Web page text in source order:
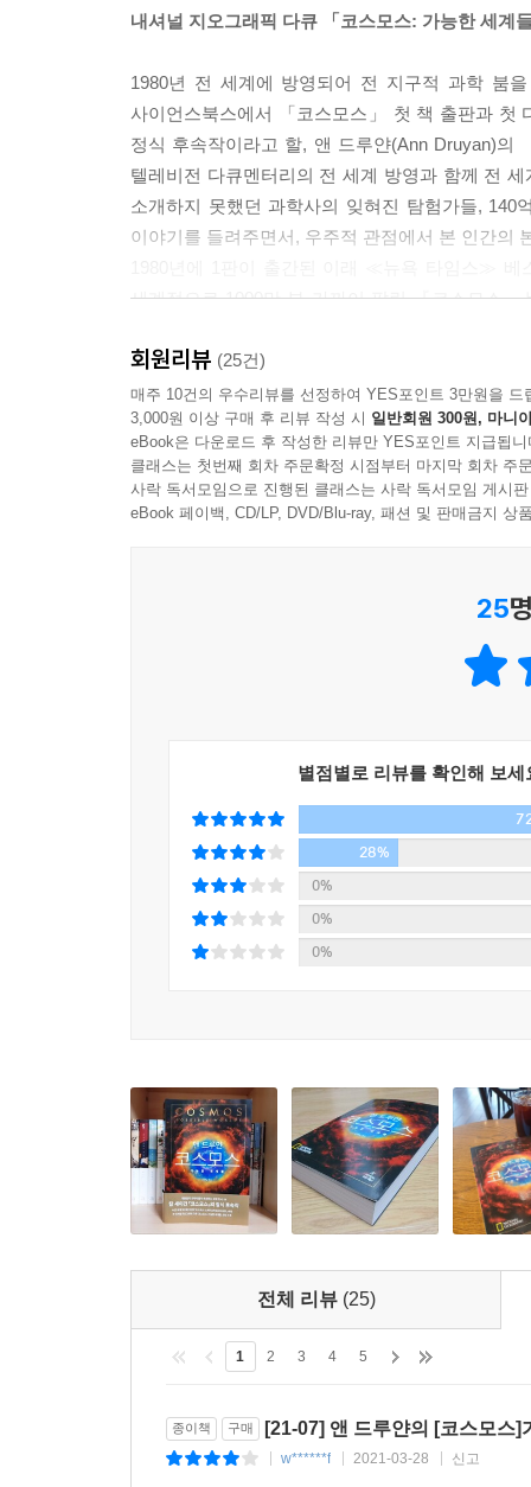
내셔널 지오그래픽 다큐 「코스모스: 가능한 세계
1980년 전 세계에 방영되어 전 지구적 과학 붐
사이언스북스에서 「코스모스」 첫 책 출판과 첫
정식 후속작이라고 할, 앤 드루얀(Ann Druyan)의
텔레비전 다큐멘터리의 전 세계 방영과 함께 전
소개하지 못했던 과학사의 잊혀진 탐험가들,
이야기를 들려주면서, 우주적 관점에서 본 인간의
세계적으로 1000만 부 가까이 팔린 『코스모스
시청자를 사로잡으며 ‘코스모스 붐’을 일으켰다.
접한 셈이다.
칼 세이건의 『코스모스』는 국내에서도 과학
사이언스북스에서 『코스모스』의 완전판과 서
있다. 또 ‘한국의 과학자들이 청소년에게 권하는
책을 말하다? 선정 ‘눈물 나게 재미있는 과학책’,
다만, 칼 세이건이 1996년 세상을 떠나, 1980년
등장했지만 독자들의 갈증을 채워 주지는 못했
1977년부터 1980년까지 칼 세이건은 코넬 대
참여해 공진화하는 『코스모스』 책과 다큐멘
드루얀은 『코스모스』의 세계적 히트 이후
『콘택트』 같은 책들의 저술 작업에 때로는 공
이후에는 그의 평생 꿈이었던 솔라 세일 프로젝
『코스모스』의 후속작 출판 및 다큐멘터리 제
역사상 가장 많은 사람이 읽은 과학책 중 하나인
칼 세이건 『코스모스』의 영혼을 계승한 단 하나
자신은 “과학자가 아니라 이야기의 수렵 채집인”
펼쳐 놓는다. 「코스모스」 시리즈의 정신과
과학자들, 그리고 그들이 이룬 과학 덕분에 상
찾아간다. 아폴로 계획이 세워지기 50여 년 전에
생명체와의 첫 만남을 가능케 한 카를 폰 프리슈,
회원리뷰 (25건)
매주 10건의 우수리뷰를 선정하여 YES포인트 3만원을 드
3,000원 이상 구매 후 리뷰 작성 시 일반회원 300원, 마니
eBook은 다운로드 후 작성한 리뷰만 YES포인트 지급됩니
클래스는 첫번째 회차 주문확정 시점부터 마지막 회차 주
사락 독서모임으로 진행된 클래스는 사락 독서모임 게시
eBook 페이백, CD/LP, DVD/Blu-ray, 패션 및 판매금지 상
25
별점별로 리뷰를 확인해 보세
28%
0%
0%
0%
전체 리뷰 (25)
1 2 3 4 5
종이책 구매 [21-07] 앤 드루얀의 [코스모스]
w******f 2021-03-28 신고